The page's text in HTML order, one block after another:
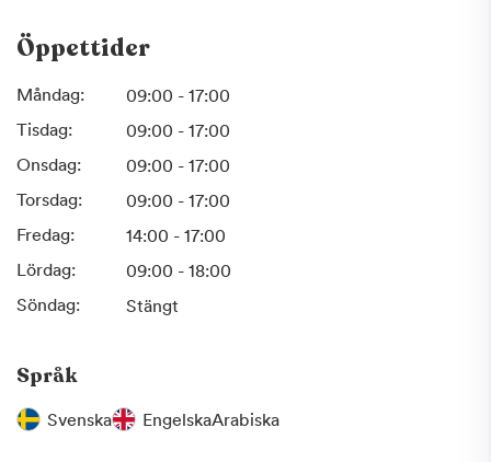
vid tandgnissling/tandpressning
Skalfasader
Tandblekning
Tandkronor
Tandproteser
Lyckeby!
Öppettider
Måndag:
09:00 - 17:00
Tisdag:
09:00 - 17:00
Onsdag:
09:00 - 17:00
Torsdag:
09:00 - 17:00
Fredag:
14:00 - 17:00
Lördag:
09:00 - 18:00
Söndag:
Stängt
Språk
Svenska EngelskaArabiska